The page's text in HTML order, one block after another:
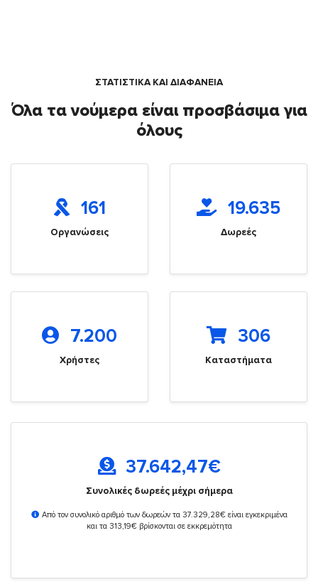
ΣΤΑΤΙΣΤΙΚΑ ΚΑΙ ΔΙΑΦΑΝΕΙΑ
Όλα τα νούμερα είναι προσβάσιμα για
όλους
161
Οργανώσεις
19.635
Δωρεές
7.200
Χρήστες
306
Καταστήματα
37.642,47€
Συνολικές δωρεές μέχρι σήμερα
Από τον συνολικό αριθμό των δωρεών τα 37.329,28€ είναι εγκεκριμένα
και τα 313,19€ βρίσκονται σε εκκρεμότητα